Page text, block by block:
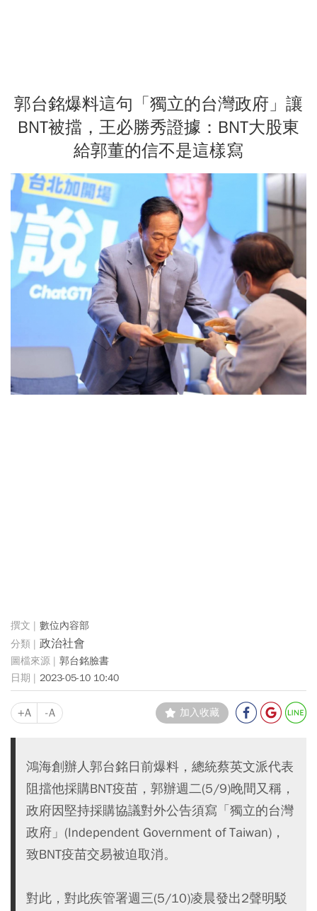
郭台銘爆料這句「獨立的台灣政府」讓
BNT被擋，王必勝秀證據：BNT大股東
給郭董的信不是這樣寫
數位內容部
政治社會
郭台銘臉書
2023-05-10 10:40
+A -A 加入收藏
鴻海創辦人郭台銘日前爆料，總統蔡英文派代表
阻擋他採購BNT疫苗，郭辦週二(5/9)晚間又稱，
政府因堅持採購協議對外公告須寫「獨立的台灣
政府」(Independent Government of Taiwan)，
致BNT疫苗交易被迫取消。
對此，對此疾管署週三(5/10)凌晨發出2聲明駁